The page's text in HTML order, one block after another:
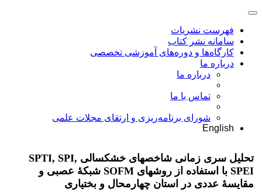
فهرست نشریات
سامانه نشر کتاب
کارگاه‌ها و دوره‌های آموزشی تخصصی
درباره ما
درباره ما
تماس با ما
شورای برنامه‌ریزی و ارتقای مجلات علمی
English
تحلیل سری زمانی شاخص‏های خشکسالی SPTI, SPI,
SPEI با استفاده از روش‏های SOFM شبکۀ عصبی و
مقایسۀ عددی در استان چهارمحال و بختیاری